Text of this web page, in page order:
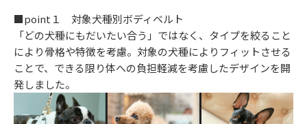
■point１ 対象犬種別ボディベルト
「どの犬種にもだいたい合う」ではなく、タイプを絞ること
により骨格や特徴を考慮。対象の犬種によりフィットさせる
ことで、できる限り体への負担軽減を考慮したデザインを開
発しました。